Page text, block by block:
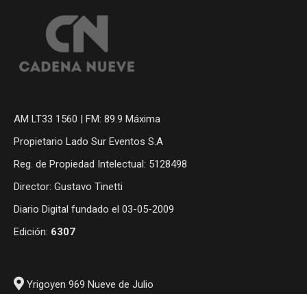
AM LT33 1560 | FM: 89.9 Máxima
Propietario Lado Sur Eventos S.A
Reg. de Propiedad Intelectual: 5128498
Director: Gustavo Tinetti
Diario Digital fundado el 03-05-2009
Edición: 6307
Yrigoyen 969 Nueve de Julio